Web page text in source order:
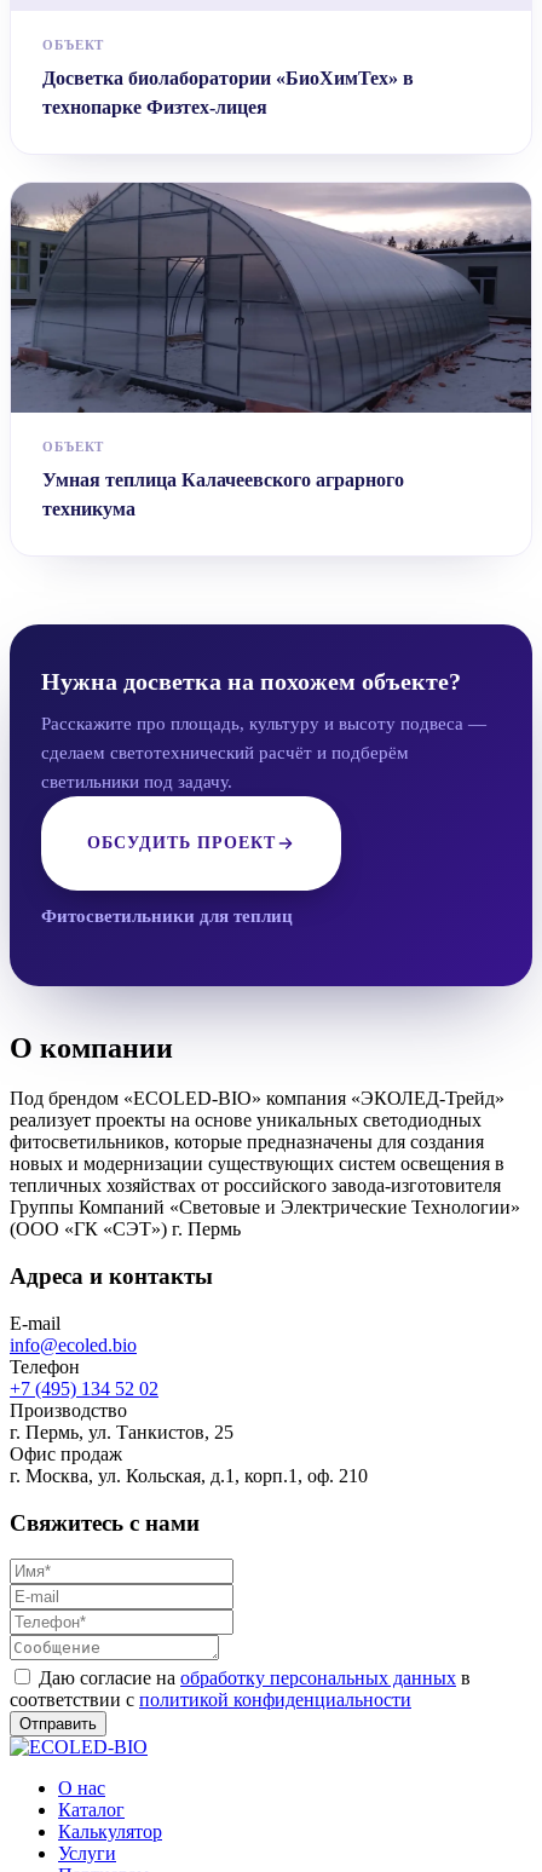
ОБЪЕКТ
Досветка биолаборатории «БиоХимТех» в
технопарке Физтех-лицея
ОБЪЕКТ
Умная теплица Калачеевского аграрного
техникума
Нужна досветка на похожем объекте?
Расскажите про площадь, культуру и высоту подвеса —
сделаем светотехнический расчёт и подберём
светильники под задачу.
ОБСУДИТЬ ПРОЕКТ
Фитосветильники для теплиц
О компании
Под брендом «ECOLED-BIO» компания «ЭКОЛЕД-Трейд»
реализует проекты на основе уникальных светодиодных
фитосветильников, которые предназначены для создания
новых и модернизации существующих систем освещения в
тепличных хозяйствах от российского завода-изготовителя
Группы Компаний «Световые и Электрические Технологии»
(ООО «ГК «СЭТ») г. Пермь
Адреса и контакты
E-mail
info@ecoled.bio
Телефон
+7 (495) 134 52 02
Производство
г. Пермь, ул. Танкистов, 25
Офис продаж
г. Москва, ул. Кольская, д.1, корп.1, оф. 210
Свяжитесь с нами
Даю согласие на обработку персональных данных в
соответствии с политикой конфиденциальности
О нас
Каталог
Калькулятор
Услуги